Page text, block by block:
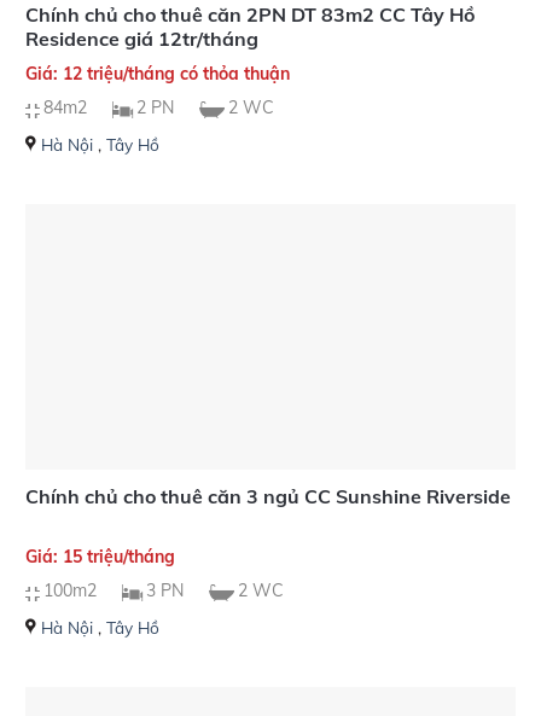
Chính chủ cho thuê căn 2PN DT 83m2 CC Tây Hồ
Residence giá 12tr/tháng
Giá: 12 triệu/tháng có thỏa thuận
84m2
2 PN 2 WC
Hà Nội, Tây Hồ
Chính chủ cho thuê căn 3 ngủ CC Sunshine Riverside
Giá: 15 triệu/tháng
100m2
3 PN 2 WC
Hà Nội, Tây Hồ